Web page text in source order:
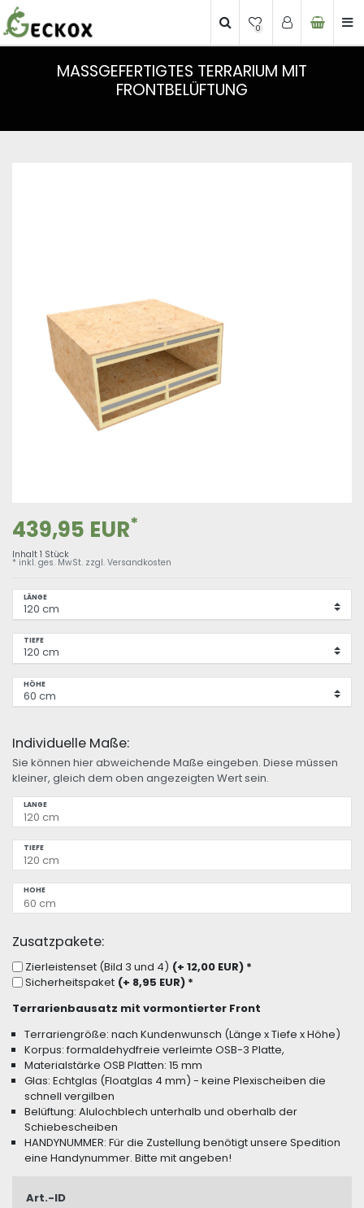
0
MASSGEFERTIGTES TERRARIUM MIT F
RONTBELÜFTUNG
439,95 EUR*
Inhalt 1 Stück
* inkl. ges. MwSt. zzgl. Versandkosten
LÄNGE
TIEFE
HÖHE
Individuelle Maße:
Sie können hier abweichende Maße eingeben. Diese müssen
kleiner, gleich dem oben angezeigten Wert sein.
LÄNGE
TIEFE
HÖHE
Zusatzpakete:
Zierleistenset (Bild 3 und 4) (+ 12,00 EUR)*
Sicherheitspaket (+ 8,95 EUR)*
Terrarienbausatz mit vormontierter Front
Terrariengröße: nach Kundenwunsch (Länge x Tiefe x Höhe)
Korpus: formaldehydfreie verleimte OSB-3 Platte,
Materialstärke OSB Platten: 15 mm
Glas: Echtglas (Floatglas 4 mm) - keine Plexischeiben die
schnell vergilben
Belüftung: Alulochblech unterhalb und oberhalb der
Schiebescheiben
HANDYNUMMER: Für die Zustellung benötigt unsere Spedition
eine Handynummer. Bitte mit angeben!
Art.-ID